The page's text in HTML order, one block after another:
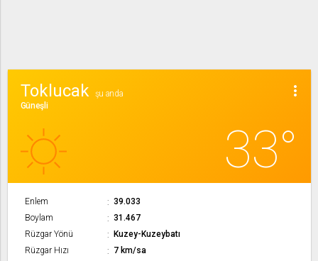
more_vert
Toklucak
şu anda
Güneşli
33°
Enlem
39.033
Boylam
31.467
Rüzgar Yönü
Kuzey-Kuzeybatı
Rüzgar Hızı
7 km/sa